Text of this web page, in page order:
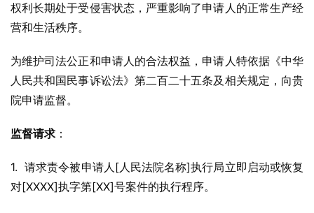
权利长期处于受侵害状态，严重影响了申请人的正常生产经
营和生活秩序。
为维护司法公正和申请人的合法权益，申请人特依据《中华
人民共和国民事诉讼法》第二百二十五条及相关规定，向贵
院申请监督。
监督请求：
1.  请求责令被申请人[人民法院名称]执行局立即启动或恢复
对[XXXX]执字第[XX]号案件的执行程序。